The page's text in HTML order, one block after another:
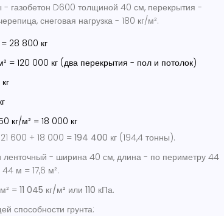
- газобетон D600 толщиной 40 см, перекрытия -
снеговая нагрузка - 180 кг/м².
28 800 кг
= 120 000 кг (два перекрытия - пол и потолок)
кг/м² = 18 000 кг
600 + 18 000 = 194 400 кг(194,4 тонны).
- ширина 40 см, длина - по периметру 44
м = 17,6 м².
= 11 045 кг/м² или 110 кПа.
способности грунта: